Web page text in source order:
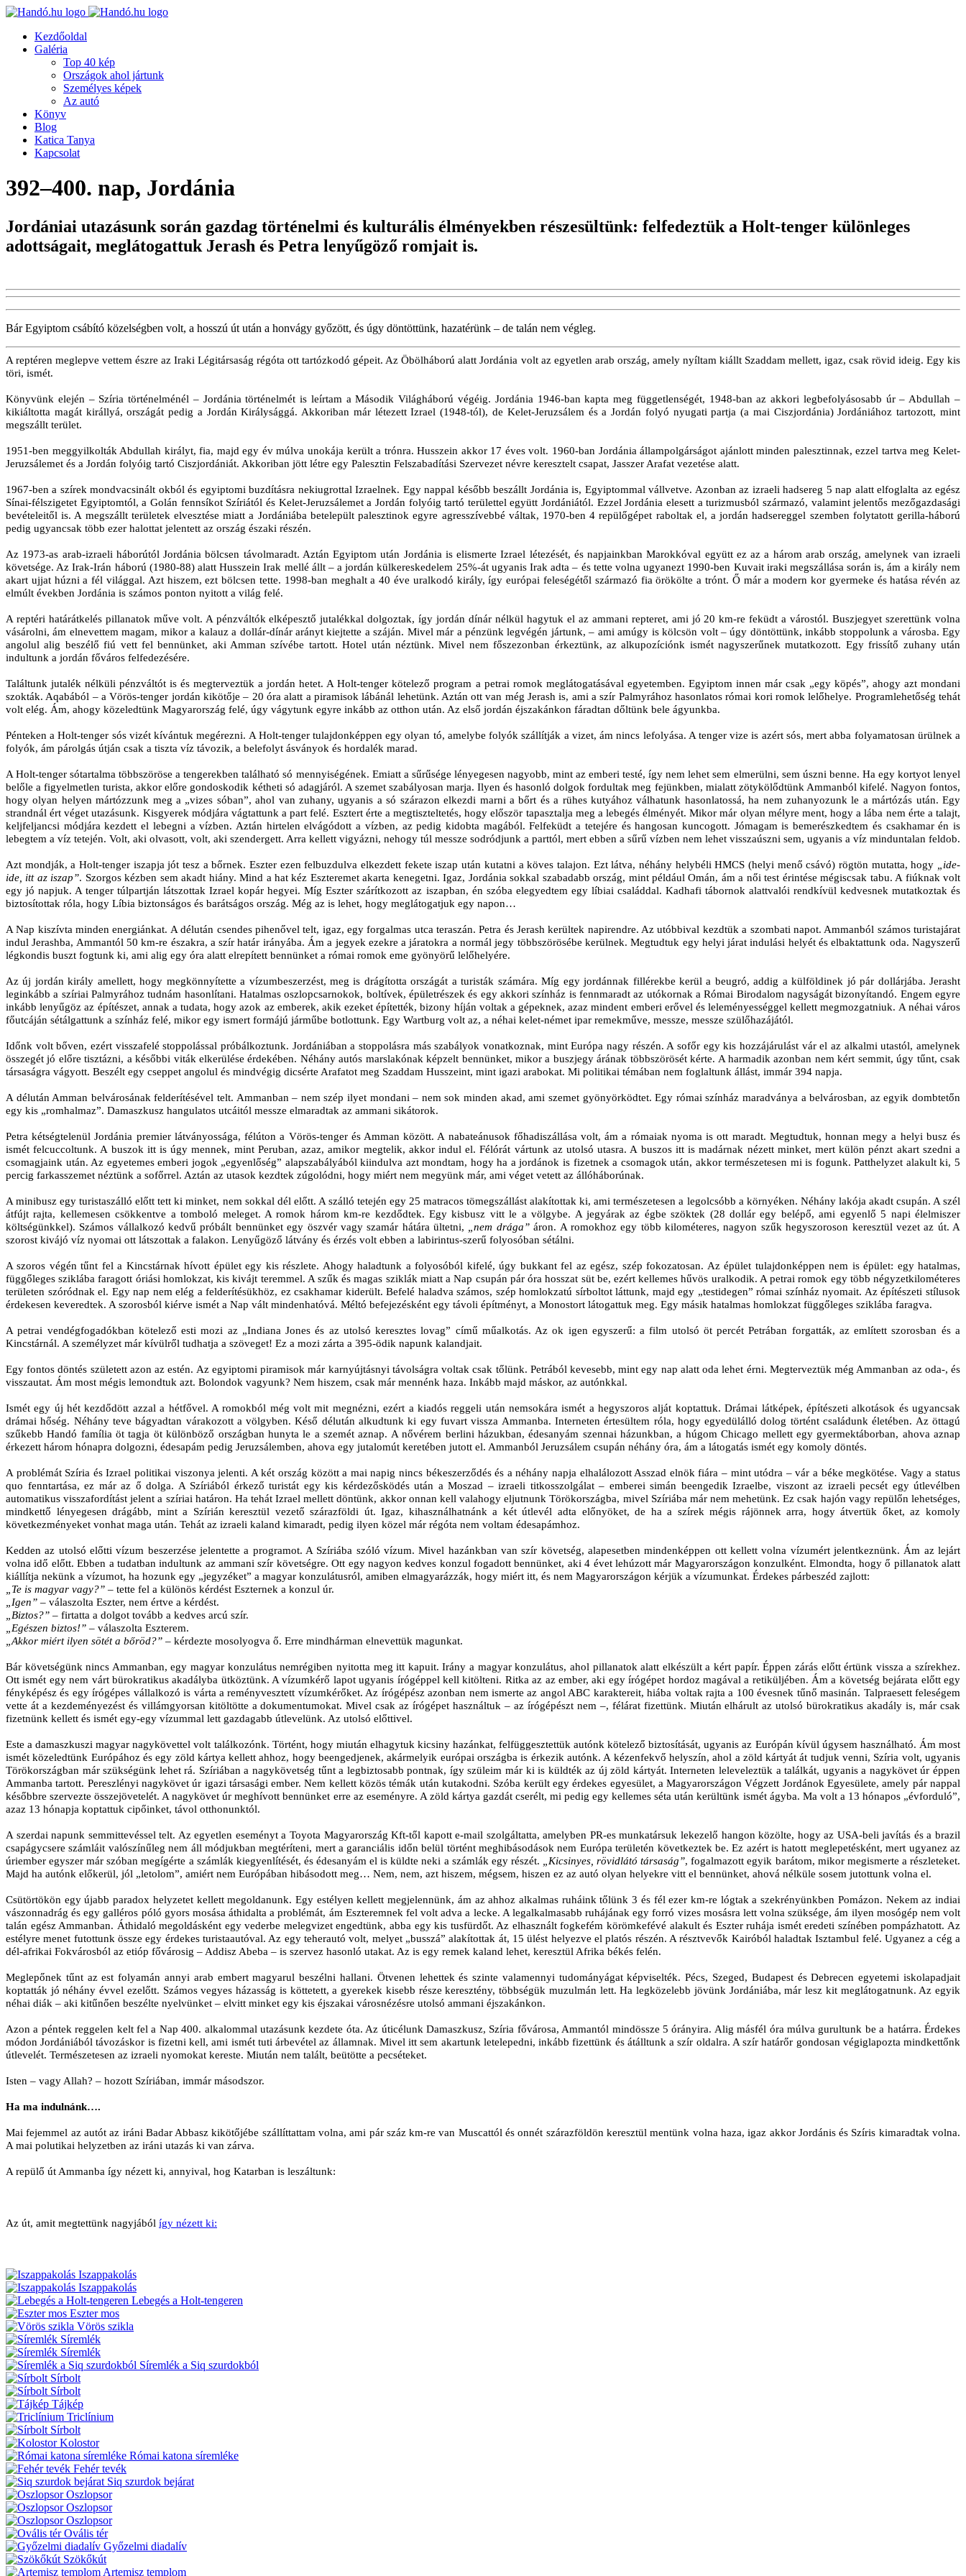
Kezdőoldal
Galéria
Top 40 kép
Országok ahol jártunk
Személyes képek
Az autó
Könyv
Blog
Katica Tanya
Kapcsolat
392–400. nap, Jordánia
Jordániai utazásunk során gazdag történelmi és kulturális élményekben részesültünk: felfedeztük a Holt-tenger különleges
adottságait, meglátogattuk Jerash és Petra lenyűgöző romjait is.
Bár Egyiptom csábító közelségben volt, a hosszú út után a honvágy győzött, és úgy döntöttünk, hazatérünk – de talán nem végleg.
A reptéren meglepve vettem észre az Iraki Légitársaság régóta ott tartózkodó gépeit. Az Öbölháború alatt Jordánia volt az egyetlen arab ország, amely nyíltam kiállt Szaddam mellett, igaz, csak rövid ideig. Egy kis
töri, ismét.
Könyvünk elején – Szíria történelménél – Jordánia történelmét is leírtam a Második Világháború végéig. Jordánia 1946-ban kapta meg függetlenségét, 1948-ban az akkori legbefolyásosabb úr – Abdullah –
kikiáltotta magát királlyá, országát pedig a Jordán Királysággá. Akkoriban már létezett Izrael (1948-tól), de Kelet-Jeruzsálem és a Jordán folyó nyugati partja (a mai Ciszjordánia) Jordániához tartozott, mint
megszállt terület.
1951-ben meggyilkolták Abdullah királyt, fia, majd egy év múlva unokája került a trónra. Husszein akkor 17 éves volt. 1960-ban Jordánia állampolgárságot ajánlott minden palesztinnak, ezzel tartva meg Kelet-
Jeruzsálemet és a Jordán folyóig tartó Ciszjordániát. Akkoriban jött létre egy Palesztin Felszabadítási Szervezet névre keresztelt csapat, Jasszer Arafat vezetése alatt.
1967-ben a szírek mondvacsinált okból és egyiptomi buzdításra nekiugrottal Izraelnek. Egy nappal később beszállt Jordánia is, Egyiptommal vállvetve. Azonban az izraeli hadsereg 5 nap alatt elfoglalta az egész
Sínai-félszigetet Egyiptomtól, a Golán fennsíkot Szíriától és Kelet-Jeruzsálemet a Jordán folyóig tartó területtel együtt Jordániától. Ezzel Jordánia elesett a turizmusból származó, valamint jelentős mezőgazdasági
bevételeitől is. A megszállt területek elvesztése miatt a Jordániába betelepült palesztinok egyre agresszívebbé váltak, 1970-ben 4 repülőgépet raboltak el, a jordán hadsereggel szemben folytatott gerilla-háború
pedig ugyancsak több ezer halottat jelentett az ország északi részén.
Az 1973-as arab-izraeli háborútól Jordánia bölcsen távolmaradt. Aztán Egyiptom után Jordánia is elismerte Izrael létezését, és napjainkban Marokkóval együtt ez az a három arab ország, amelynek van izraeli
követsége. Az Irak-Irán háború (1980-88) alatt Husszein Irak mellé állt – a jordán külkereskedelem 25%-át ugyanis Irak adta – és tette volna ugyanezt 1990-ben Kuvait iraki megszállása során is, ám a király nem
akart ujjat húzni a fél világgal. Azt hiszem, ezt bölcsen tette. 1998-ban meghalt a 40 éve uralkodó király, így európai feleségétől származó fia örökölte a trónt. Ő már a modern kor gyermeke és hatása révén az
elmúlt években Jordánia is számos ponton nyitott a világ felé.
A reptéri határátkelés pillanatok műve volt. A pénzváltók elképesztő jutalékkal dolgoztak, így jordán dínár nélkül hagytuk el az ammani repteret, ami jó 20 km-re feküdt a várostól. Buszjegyet szerettünk volna
vásárolni, ám elnevettem magam, mikor a kalauz a dollár-dínár arányt kiejtette a száján. Mivel már a pénzünk legvégén jártunk, – ami amúgy is kölcsön volt – úgy döntöttünk, inkább stoppolunk a városba. Egy
angolul alig beszélő fiú vett fel bennünket, aki Amman szívébe tartott. Hotel után néztünk. Mivel nem főszezonban érkeztünk, az alkupozíciónk ismét nagyszerűnek mutatkozott. Egy frissítő zuhany után
indultunk a jordán főváros felfedezésére.
Találtunk jutalék nélküli pénzváltót is és megterveztük a jordán hetet. A Holt-tenger kötelező program a petrai romok meglátogatásával egyetemben. Egyiptom innen már csak „egy köpés”, ahogy azt mondani
szokták. Aqabából – a Vörös-tenger jordán kikötője – 20 óra alatt a piramisok lábánál lehetünk. Aztán ott van még Jerash is, ami a szír Palmyrához hasonlatos római kori romok lelőhelye. Programlehetőség tehát
volt elég. Ám, ahogy közeledtünk Magyarország felé, úgy vágytunk egyre inkább az otthon után. Az első jordán éjszakánkon fáradtan dőltünk bele ágyunkba.
Pénteken a Holt-tenger sós vizét kívántuk megérezni. A Holt-tenger tulajdonképpen egy olyan tó, amelybe folyók szállítják a vizet, ám nincs lefolyása. A tenger vize is azért sós, mert abba folyamatosan ürülnek a
folyók, ám párolgás útján csak a tiszta víz távozik, a belefolyt ásványok és hordalék marad.
A Holt-tenger sótartalma többszöröse a tengerekben található só mennyiségének. Emiatt a sűrűsége lényegesen nagyobb, mint az emberi testé, így nem lehet sem elmerülni, sem úszni benne. Ha egy kortyot lenyel
belőle a figyelmetlen turista, akkor előre gondoskodik kétheti só adagjáról. A szemet szabályosan marja. Ilyen és hasonló dolgok fordultak meg fejünkben, mialatt zötykölődtünk Ammanból kifelé. Nagyon fontos,
hogy olyan helyen mártózzunk meg a „vizes sóban”, ahol van zuhany, ugyanis a só szárazon elkezdi marni a bőrt és a rühes kutyához válhatunk hasonlatossá, ha nem zuhanyozunk le a mártózás után. Egy
strandnál ért véget utazásunk. Kisgyerek módjára vágtattunk a part felé. Esztert érte a megtiszteltetés, hogy először tapasztalja meg a lebegés élményét. Mikor már olyan mélyre ment, hogy a lába nem érte a talajt,
keljfeljancsi módjára kezdett el lebegni a vízben. Aztán hirtelen elvágódott a vízben, az pedig kidobta magából. Felfeküdt a tetejére és hangosan kuncogott. Jómagam is bemerészkedtem és csakhamar én is
lebegtem a víz tetején. Volt, aki olvasott, volt, aki szendergett. Arra kellett vigyázni, nehogy túl messze sodródjunk a parttól, mert ebben a sűrű vízben nem lehet visszaúszni sem, ugyanis a víz minduntalan feldob.
Azt mondják, a Holt-tenger iszapja jót tesz a bőrnek. Eszter ezen felbuzdulva elkezdett fekete iszap után kutatni a köves talajon. Ezt látva, néhány helybéli HMCS (helyi menő csávó) rögtön mutatta, hogy
„ide-
ide, itt az iszap”. Szorgos kézben sem akadt hiány. Mind a hat kéz Eszteremet akarta kenegetni. Igaz, Jordánia sokkal szabadabb ország, mint például Omán, ám a női test érintése mégiscsak tabu. A fiúknak volt
egy jó napjuk. A tenger túlpartján látszottak Izrael kopár hegyei. Míg Eszter szárítkozott az iszapban, én szóba elegyedtem egy líbiai családdal. Kadhafi tábornok alattvalói rendkívül kedvesnek mutatkoztak és
biztosítottak róla, hogy Líbia biztonságos és barátságos ország. Még az is lehet, hogy meglátogatjuk egy napon…
A Nap kiszívta minden energiánkat. A délután csendes pihenővel telt, igaz, egy forgalmas utca teraszán. Petra és Jerash kerültek napirendre. Az utóbbival kezdtük a szombati napot. Ammanból számos turistajárat
indul Jerashba, Ammantól 50 km-re északra, a szír határ irányába. Ám a jegyek ezekre a járatokra a normál jegy többszörösébe kerülnek. Megtudtuk egy helyi járat indulási helyét és elbaktattunk oda. Nagyszerű
légkondis buszt fogtunk ki, ami alig egy óra alatt elrepített bennünket a római romok eme gyönyörű lelőhelyére.
Az új jordán király amellett, hogy megkönnyítette a vízumbeszerzést, meg is drágította országát a turisták számára. Míg egy jordánnak fillérekbe kerül a beugró, addig a külföldinek jó pár dollárjába. Jerasht
leginkább a szíriai Palmyrához tudnám hasonlítani. Hatalmas oszlopcsarnokok, boltívek, épületrészek és egy akkori színház is fennmaradt az utókornak a Római Birodalom nagyságát bizonyítandó. Engem egyre
inkább lenyűgöz az építészet, annak a tudata, hogy azok az emberek, akik ezeket építették, bizony híján voltak a gépeknek, azaz mindent emberi erővel és leleményességgel kellett megmozgatniuk. A néhai város
főutcáján sétálgattunk a színház felé, mikor egy ismert formájú járműbe botlottunk. Egy Wartburg volt az, a néhai kelet-német ipar remekműve, messze, messze szülőhazájától.
Időnk volt bőven, ezért visszafelé stoppolással próbálkoztunk. Jordániában a stoppolásra más szabályok vonatkoznak, mint Európa nagy részén. A sofőr egy kis hozzájárulást vár el az alkalmi utastól, amelynek
összegét jó előre tisztázni, a későbbi viták elkerülése érdekében. Néhány autós marslakónak képzelt bennünket, mikor a buszjegy árának többszörösét kérte. A harmadik azonban nem kért semmit, úgy tűnt, csak
társaságra vágyott. Beszélt egy cseppet angolul és mindvégig dicsérte Arafatot meg Szaddam Husszeint, mint igazi arabokat. Mi politikai témában nem foglaltunk állást, immár 394 napja.
A délután Amman belvárosának felderítésével telt. Ammanban – nem szép ilyet mondani – nem sok minden akad, ami szemet gyönyörködtet. Egy római színház maradványa a belvárosban, az egyik dombtetőn
egy kis „romhalmaz”. Damaszkusz hangulatos utcáitól messze elmaradtak az ammani sikátorok.
Petra kétségtelenül Jordánia premier látványossága, félúton a Vörös-tenger és Amman között. A nabateánusok főhadiszállása volt, ám a rómaiak nyoma is ott maradt. Megtudtuk, honnan megy a helyi busz és
ismét felcuccoltunk. A buszok itt is úgy mennek, mint Peruban, azaz, amikor megtelik, akkor indul el. Félórát vártunk az utolsó utasra. A buszos itt is madárnak nézett minket, mert külön pénzt akart szedni a
csomagjaink után. Az egyetemes emberi jogok „egyenlőség” alapszabályából kiindulva azt mondtam, hogy ha a jordánok is fizetnek a csomagok után, akkor természetesen mi is fogunk. Patthelyzet alakult ki, 5
percig farkasszemet néztünk a sofőrrel. Aztán az utasok kezdtek zúgolódni, hogy miért nem megyünk már, ami véget vetett az állóháborúnak.
A minibusz egy turistaszálló előtt tett ki minket, nem sokkal dél előtt. A szálló tetején egy 25 matracos tömegszállást alakítottak ki, ami természetesen a legolcsóbb a környéken. Néhány lakója akadt csupán. A szél
átfújt rajta, kellemesen csökkentve a tomboló meleget. A romok három km-re kezdődtek. Egy kisbusz vitt le a völgybe. A jegyárak az égbe szöktek (28 dollár egy belépő, ami egyenlő 5 napi élelmiszer
költségünkkel). Számos vállalkozó kedvű próbált bennünket egy öszvér vagy szamár hátára ültetni,
„nem drága”áron. A romokhoz egy több kilométeres, nagyon szűk hegyszoroson keresztül vezet az út. A
szorost kivájó víz nyomai ott látszottak a falakon. Lenyűgöző látvány és érzés volt ebben a labirintus-szerű folyosóban sétálni.
A szoros végén tűnt fel a Kincstárnak hívott épület egy kis részlete. Ahogy haladtunk a folyosóból kifelé, úgy bukkant fel az egész, szép fokozatosan. Az épület tulajdonképpen nem is épület: egy hatalmas,
függőleges sziklába faragott óriási homlokzat, kis kivájt teremmel. A szűk és magas sziklák miatt a Nap csupán pár óra hosszat süt be, ezért kellemes hűvös uralkodik. A petrai romok egy több négyzetkilométeres
területen szóródnak el. Egy nap nem elég a felderítésükhöz, ez csakhamar kiderült. Befelé haladva számos, szép homlokzatú sírboltot láttunk, majd egy „testidegen” római színház nyomait. Az építészeti stílusok
érdekesen keveredtek. A szorosból kiérve ismét a Nap vált mindenhatóvá. Méltó befejezésként egy távoli építményt, a Monostort látogattuk meg. Egy másik hatalmas homlokzat függőleges sziklába faragva.
A petrai vendégfogadókban kötelező esti mozi az „Indiana Jones és az utolsó keresztes lovag” című műalkotás. Az ok igen egyszerű: a film utolsó öt percét Petrában forgatták, az említett szorosban és a
Kincstárnál. A személyzet már kívülről tudhatja a szöveget! Ez a mozi zárta a 395-ödik napunk kalandjait.
Egy fontos döntés született azon az estén. Az egyiptomi piramisok már karnyújtásnyi távolságra voltak csak tőlünk. Petrából kevesebb, mint egy nap alatt oda lehet érni. Megterveztük még Ammanban az oda-, és
visszautat. Ám most mégis lemondtuk azt. Bolondok vagyunk? Nem hiszem, csak már mennénk haza. Inkább majd máskor, az autónkkal.
Ismét egy új hét kezdődött azzal a hétfővel. A romokból még volt mit megnézni, ezért a kiadós reggeli után nemsokára ismét a hegyszoros alját koptattuk. Drámai látképek, építészeti alkotások és ugyancsak
drámai hőség. Néhány teve bágyadtan várakozott a völgyben. Késő délután alkudtunk ki egy fuvart vissza Ammanba. Interneten értesültem róla, hogy egyedülálló dolog történt családunk életében. Az öttagú
szűkebb Handó família öt tagja öt különböző országban hunyta le a szemét aznap. A nővérem berlini házukban, édesanyám szennai házunkban, a húgom Chicago mellett egy gyermektáborban, ahova aznap
érkezett három hónapra dolgozni, édesapám pedig Jeruzsálemben, ahova egy jutalomút keretében jutott el. Ammanból Jeruzsálem csupán néhány óra, ám a látogatás ismét egy komoly döntés.
A problémát Szíria és Izrael politikai viszonya jelenti. A két ország között a mai napig nincs békeszerződés és a néhány napja elhalálozott Asszad elnök fiára – mint utódra – vár a béke megkötése. Vagy a status
quo fenntartása, ez már az ő dolga. A Szíriából érkező turistát egy kis kérdezősködés után a Moszad – izraeli titkosszolgálat – emberei simán beengedik Izraelbe, viszont az izraeli pecsét egy útlevélben
automatikus visszafordítást jelent a szíriai határon. Ha tehát Izrael mellett döntünk, akkor onnan kell valahogy eljutnunk Törökországba, mivel Szíriába már nem mehetünk. Ez csak hajón vagy repülőn lehetséges,
mindkettő lényegesen drágább, mint a Szírián keresztül vezető szárazföldi út. Igaz, kihasználhatnánk a két útlevél adta előnyöket, de ha a szírek mégis rájönnek arra, hogy átvertük őket, az komoly
következményeket vonhat maga után. Tehát az izraeli kaland kimaradt, pedig ilyen közel már régóta nem voltam édesapámhoz.
Kedden az utolsó előtti vízum beszerzése jelentette a programot. A Szíriába szóló vízum. Mivel hazánkban van szír követség, alapesetben mindenképpen ott kellett volna vízumért jelentkeznünk. Ám az lejárt
volna idő előtt. Ebben a tudatban indultunk az ammani szír követségre. Ott egy nagyon kedves konzul fogadott bennünket, aki 4 évet lehúzott már Magyarországon konzulként. Elmondta, hogy ő pillanatok alatt
kiállítja nekünk a vízumot, ha hozunk egy „jegyzéket” a magyar konzulátusról, amiben elmagyarázzák, hogy miért itt, és nem Magyarországon kérjük a vízumunkat. Érdekes párbeszéd zajlott:
„Te is magyar vagy?” – tette fel a különös kérdést Eszternek a konzul úr.
„Igen” – válaszolta Eszter, nem értve a kérdést.
„Biztos?” – firtatta a dolgot tovább a kedves arcú szír.
„Egészen biztos!” – válaszolta Eszterem.
„Akkor miért ilyen sötét a bőröd?” – kérdezte mosolyogva ő. Erre mindhárman elnevettük magunkat.
Bár követségünk nincs Ammanban, egy magyar konzulátus nemrégiben nyitotta meg itt kapuit. Irány a magyar konzulátus, ahol pillanatok alatt elkészült a kért papír. Éppen zárás előtt értünk vissza a szírekhez.
Ott ismét egy nem várt bürokratikus akadályba ütköztünk. A vízumkérő lapot ugyanis írógéppel kell kitölteni. Ritka az az ember, aki egy írógépet hordoz magával a retiküljében. Ám a követség bejárata előtt egy
fényképész és egy írógépes vállalkozó is várta a reményvesztett vízumkérőket. Az írógépész azonban nem ismerte az angol ABC karaktereit, hiába voltak rajta a 100 évesnek tűnő masinán. Talpraesett feleségem
vette át a kezdeményezést és villámgyorsan kitöltötte a dokumentumokat. Mivel csak az írógépet használtuk – az írógépészt nem –, félárat fizettünk. Miután elhárult az utolsó bürokratikus akadály is, már csak
fizetnünk kellett és ismét egy-egy vízummal lett gazdagabb útlevelünk. Az utolsó előttivel.
Este a damaszkuszi magyar nagykövettel volt találkozónk. Történt, hogy miután elhagytuk kicsiny hazánkat, felfüggesztettük autónk kötelező biztosítását, ugyanis az Európán kívül úgysem használható. Ám most
ismét közeledtünk Európához és egy zöld kártya kellett ahhoz, hogy beengedjenek, akármelyik európai országba is érkezik autónk. A kézenfekvő helyszín, ahol a zöld kártyát át tudjuk venni, Szíria volt, ugyanis
Törökországban már szükségünk lehet rá. Szíriában a nagykövetség tűnt a legbiztosabb pontnak, így szüleim már ki is küldték az új zöld kártyát. Interneten leleveleztük a találkát, ugyanis a nagykövet úr éppen
Ammanba tartott. Pereszlényi nagykövet úr igazi társasági ember. Nem kellett közös témák után kutakodni. Szóba került egy érdekes egyesület, a Magyarországon Végzett Jordánok Egyesülete, amely pár nappal
későbbre szervezte összejövetelét. A nagykövet úr meghívott bennünket erre az eseményre. A zöld kártya gazdát cserélt, mi pedig egy kellemes séta után kerültünk ismét ágyba. Ma volt a 13 hónapos „évforduló”,
azaz 13 hónapja koptattuk cipőinket, távol otthonunktól.
A szerdai napunk semmittevéssel telt. Az egyetlen eseményt a Toyota Magyarország Kft-től kapott e-mail szolgáltatta, amelyben PR-es munkatársuk lekezelő hangon közölte, hogy az USA-beli javítás és a brazil
csapágycsere számláit valószínűleg nem áll módjukban megtéríteni, mert a garanciális időn belül történt meghibásodások nem Európa területén következtek be. Ez azért is hatott meglepetésként, mert ugyanez az
úriember egyszer már szóban megígérte a számlák kiegyenlítését, és édesanyám el is küldte neki a számlák egy részét.
„Kicsinyes, rövidlátó társaság”, fogalmazott egyik barátom, mikor megismerte a részleteket.
Majd ha autónk előkerül, jól „letolom”, amiért nem Európában hibásodott meg… Nem, nem, azt hiszem, mégsem, hiszen ez az autó olyan helyekre vitt el bennünket, ahová nélküle sosem jutottunk volna el.
Csütörtökön egy újabb paradox helyzetet kellett megoldanunk. Egy estélyen kellett megjelennünk, ám az ahhoz alkalmas ruháink tőlünk 3 és fél ezer km-re lógtak a szekrényünkben Pomázon. Nekem az indiai
vászonnadrág és egy galléros póló gyors mosása áthidalta a problémát, ám Eszteremnek fel volt adva a lecke. A legalkalmasabb ruhájának egy forró vizes mosásra lett volna szüksége, ám ilyen mosógép nem volt
talán egész Ammanban. Áthidaló megoldásként egy vederbe melegvizet engedtünk, abba egy kis tusfürdőt. Az elhasznált fogkefém körömkefévé alakult és Eszter ruhája ismét eredeti színében pompázhatott. Az
estélyre menet futottunk össze egy érdekes turistaautóval. Az egy teherautó volt, melyet „busszá” alakítottak át, 15 ülést helyezve el platós részén. A résztvevők Kairóból haladtak Isztambul felé. Ugyanez a cég a
dél-afrikai Fokvárosból az etióp fővárosig – Addisz Abeba – is szervez hasonló utakat. Az is egy remek kaland lehet, keresztül Afrika békés felén.
Meglepőnek tűnt az est folyamán annyi arab embert magyarul beszélni hallani. Ötvenen lehettek és szinte valamennyi tudományágat képviselték. Pécs, Szeged, Budapest és Debrecen egyetemi iskolapadjait
koptatták jó néhány évvel ezelőtt. Számos vegyes házasság is köttetett, a gyerekek kisebb része keresztény, többségük muzulmán lett. Ha legközelebb jövünk Jordániába, már lesz kit meglátogatnunk. Az egyik
néhai diák – aki kitűnően beszélte nyelvünket – elvitt minket egy kis éjszakai városnézésre utolsó ammani éjszakánkon.
Azon a péntek reggelen kelt fel a Nap 400. alkalommal utazásunk kezdete óta. Az úticélunk Damaszkusz, Szíria fővárosa, Ammantól mindössze 5 órányira. Alig másfél óra múlva gurultunk be a határra. Érdekes
módon Jordániából távozáskor is fizetni kell, ami ismét tuti árbevétel az államnak. Mivel itt sem akartunk letelepedni, inkább fizettünk és átálltunk a szír oldalra. A szír határőr gondosan végiglapozta mindkettőnk
útlevelét. Természetesen az izraeli nyomokat kereste. Miután nem talált, beütötte a pecséteket.
Isten – vagy Allah? – hozott Szíriában, immár másodszor.
Ha ma indulnánk….
Mai fejemmel az autót az iráni Badar Abbasz kikötőjébe szállíttattam volna, ami pár száz km-re van Muscattól és onnét szárazföldön keresztül mentünk volna haza, igaz akkor Jordánis és Szíris kimaradtak volna.
A mai polutikai helyzetben az iráni utazás ki van zárva.
A repülő út Ammanba így nézett ki, annyival, hog Katarban is leszáltunk:
Az út, amit megtettünk nagyjából így nézett ki:
Iszappakolás
Iszappakolás
Lebegés a Holt-tengeren
Eszter mos
Vörös szikla
Síremlék
Síremlék
Síremlék a Siq szurdokból
Sírbolt
Sírbolt
Tájkép
Triclínium
Sírbolt
Kolostor
Római katona síremléke
Fehér tevék
Siq szurdok bejárat
Oszlopsor
Oszlopsor
Oszlopsor
Ovális tér
Győzelmi diadalív
Szökőkút
Artemisz templom